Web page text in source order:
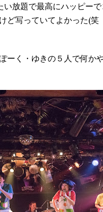
放題で最高にハッピー
ど写っていてよかった(笑
ーく・ゆきの５人で何か